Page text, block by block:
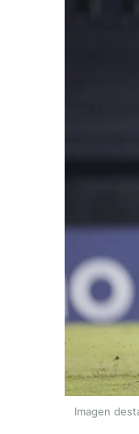
Imagen